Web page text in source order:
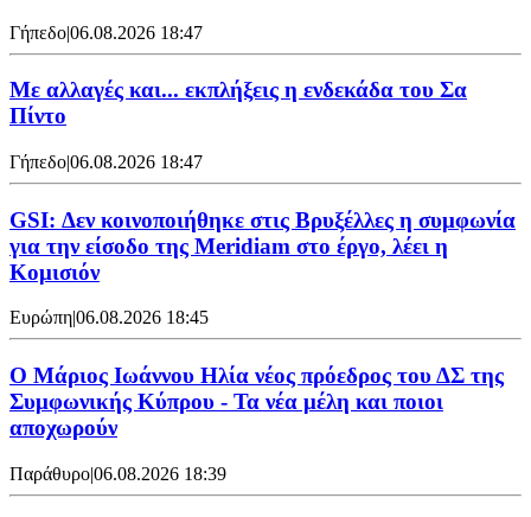
Γήπεδο|06.08.2026 18:47
Με αλλαγές και... εκπλήξεις η ενδεκάδα του Σα
Πίντο
Γήπεδο|06.08.2026 18:47
GSI: Δεν κοινοποιήθηκε στις Βρυξέλλες η συμφωνία
για την είσοδο της Meridiam στο έργο, λέει η
Κομισιόν
Ευρώπη06.08.2026 18:45
Ο Μάριος Ιωάννου Ηλία νέος πρόεδρος του ΔΣ της
Συμφωνικής Κύπρου - Τα νέα μέλη και ποιοι
αποχωρούν
Παράθυρο|06.08.2026 18:39